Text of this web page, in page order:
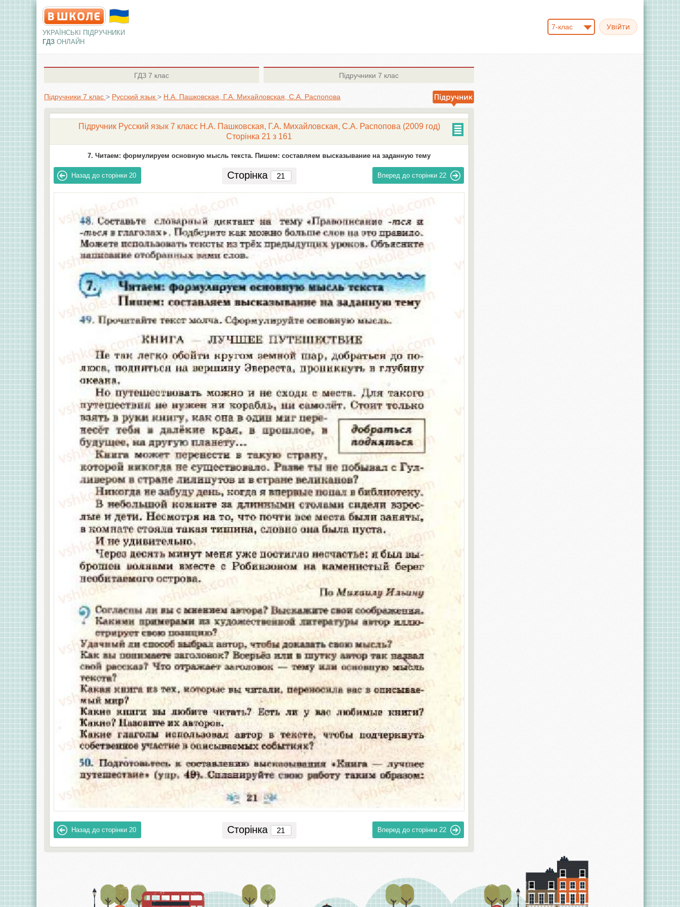
УКРАЇНСЬКІ ПІДРУЧНИКИ
ГДЗ ОНЛАЙН
7-клас
ГДЗ 7 клас Підручники 7 клас
Підручники 7 клас > Русский язык > Н.А. Пашковская, Г.А. Михайловская, С.А. Распопова
Підручник Русский язык 7 класс Н.А. Пашковская, Г.А. Михайловская, С.А. Распопова (2009 год)
Сторінка 21 з 161
7. Читаем: формулируем основную мысль текста. Пишем: составляем высказывание на заданную тему
Назад до сторінки 20 Сторінка Вперед до сторінки 22
Назад до сторінки 20 Сторінка Вперед до сторінки 22